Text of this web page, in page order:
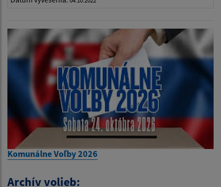
Komunálne Voľby 2026
Archív volieb: